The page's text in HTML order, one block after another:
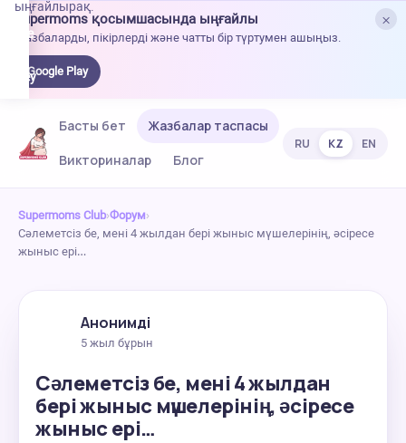
×
Supermoms қосымшасында ыңғайлы
Жазбаларды, пікірлерді және чатты бір түртумен ашыңыз.
Google Play
ыңғайлырақ.
Басты бет
Жазбалар таспасы
Викториналар
Блог
RU KZ EN
Supermoms Club›Форум›
Сәлеметсіз бе, мені 4 жылдан бері жыныс мүшелерінің, әсіресе
жыныс ері…
Анонимді
5 жыл бұрын
Сәлеметсіз бе, мені 4 жылдан
бері жыныс мүшелерінің, әсіресе
жыныс ері…